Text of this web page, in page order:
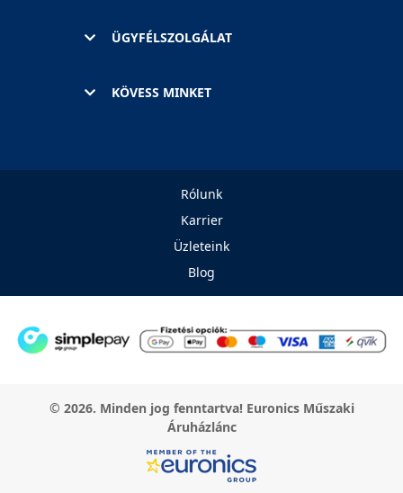
ÜGYFÉLSZOLGÁLAT
KÖVESS MINKET
Rólunk
Karrier
Üzleteink
Blog
© 2026. Minden jog fenntartva! Euronics Műszaki
Áruházlánc